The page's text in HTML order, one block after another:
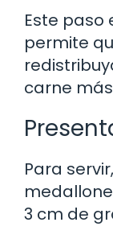
Este paso
permite
carne
Para
3 cm de